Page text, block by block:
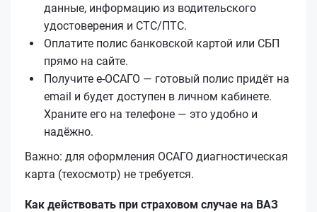
данные, информацию из водительского
удостоверения и СТС/ПТС.
Оплатите полис банковской картой или СБП
прямо на сайте.
Получите е‑ОСАГО — готовый полис придёт на
email и будет доступен в личном кабинете.
Храните его на телефоне — это удобно и
надёжно.
Важно: для оформления ОСАГО диагностическая
карта (техосмотр) не требуется.
Как действовать при страховом случае на ВАЗ